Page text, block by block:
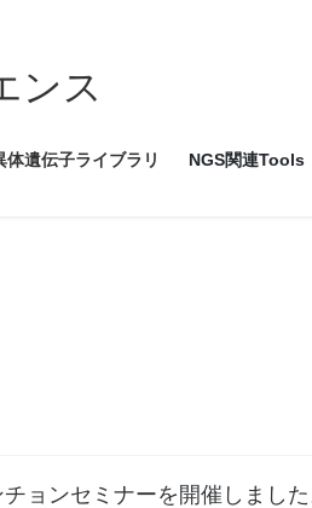
ンス
体遺伝子ライブラリ NGS関連Tools
ョンセミナーを開催しました